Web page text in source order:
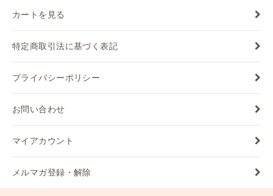
カートを見る
特定商取引法に基づく表記
プライバシーポリシー
お問い合わせ
マイアカウント
メルマガ登録・解除